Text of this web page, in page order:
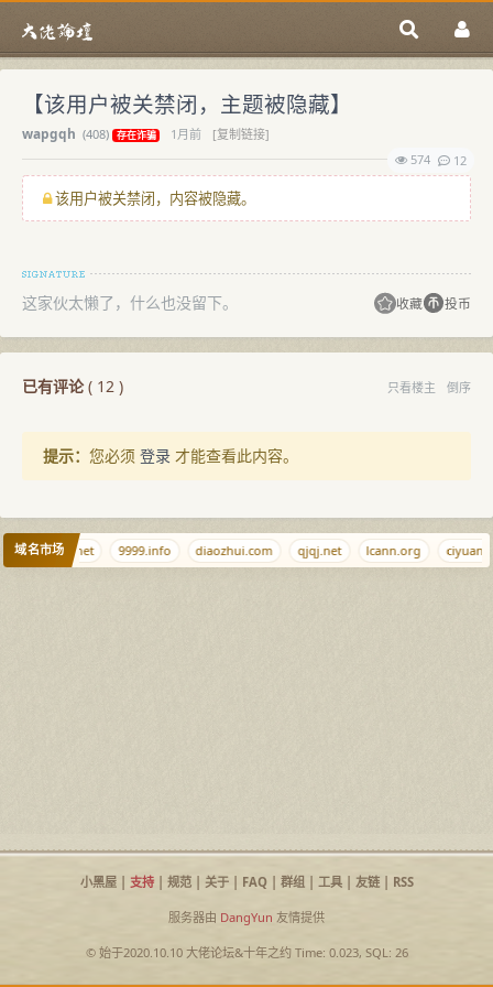
【该用户被关禁闭，主题被隐藏】
wapgqh (408) 存在诈骗 1月前
[复制链接]
574
12
该用户被关禁闭，内容被隐藏。
这家伙太懒了，什么也没留下。 收藏 投币
已有评论( 12 ) 只看楼主 倒序
提示： 您必须 登录 才能查看此内容。
域名市场lhz.net 9999.info diaozhui.com qjqj.net lcann.org
小黑屋| 支持| 规范| 关于| FAQ| 群组| 工具| 友链| RSS
服务器由 DangYun 友情提供
© 始于2020.10.10 大佬论坛&十年之约Time: 0.023, SQL: 26